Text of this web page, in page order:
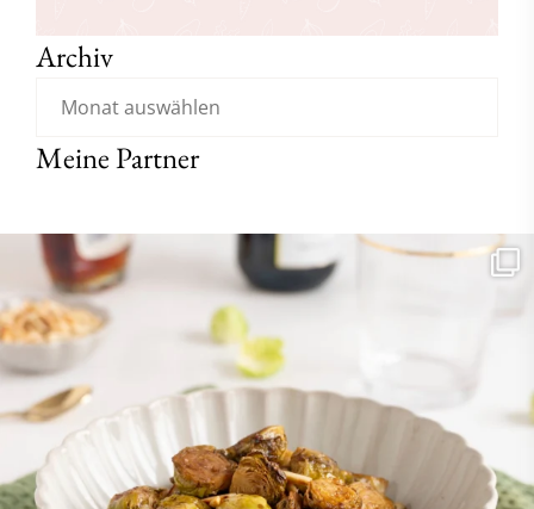
Archiv
Meine Partner